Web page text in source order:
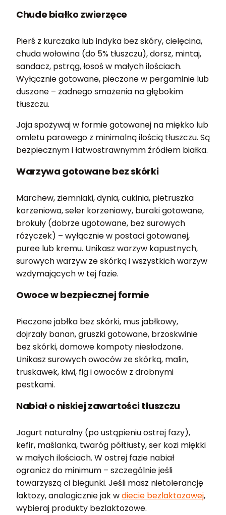
Chude białko zwierzęce
Pierś z kurczaka lub indyka bez skóry, cielęcina,
chuda wołowina (do 5% tłuszczu), dorsz, mintaj,
sandacz, pstrąg, łosoś w małych ilościach.
Wyłącznie gotowane, pieczone w pergaminie lub
duszone – żadnego smażenia na głębokim
tłuszczu.
Jaja spożywaj w formie gotowanej na miękko lub
omletu parowego z minimalną ilością tłuszczu. Są
bezpiecznym i łatwostrawnymm źródłem białka.
Warzywa gotowane bez skórki
Marchew, ziemniaki, dynia, cukinia, pietruszka
korzeniowa, seler korzeniowy, buraki gotowane,
brokuły (dobrze ugotowane, bez surowych
różyczek) – wyłącznie w postaci gotowanej,
puree lub kremu. Unikasz warzyw kapustnych,
surowych warzyw ze skórką i wszystkich warzyw
wzdymających w tej fazie.
Owoce w bezpiecznej formie
Pieczone jabłka bez skórki, mus jabłkowy,
dojrzały banan, gruszki gotowane, brzoskwinie
bez skórki, domowe kompoty niesłodzone.
Unikasz surowych owoców ze skórką, malin,
truskawek, kiwi, fig i owoców z drobnymi
pestkami.
Nabiał o niskiej zawartości tłuszczu
Jogurt naturalny (po ustąpieniu ostrej fazy),
kefir, maślanka, twaróg półtłusty, ser kozi miękki
w małych ilościach. W ostrej fazie nabiał
ogranicz do minimum – szczególnie jeśli
towarzyszą ci biegunki. Jeśli masz nietolerancję
laktozy, analogicznie jak wdiecie bezlaktozowej,
wybieraj produkty bezlaktozowe.